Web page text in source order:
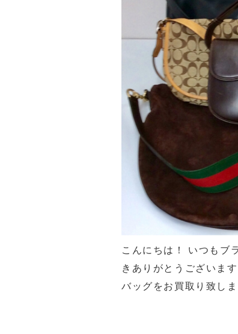
こんにちは！ いつもブ
きありがとうございま
バッグをお買取り致し